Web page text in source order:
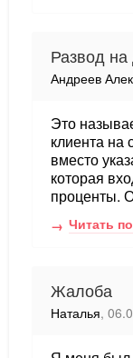
Развод на
Андреев
Это
клиента на
вместо
которая
проценты.
Читать
Жалоба
Наталья,